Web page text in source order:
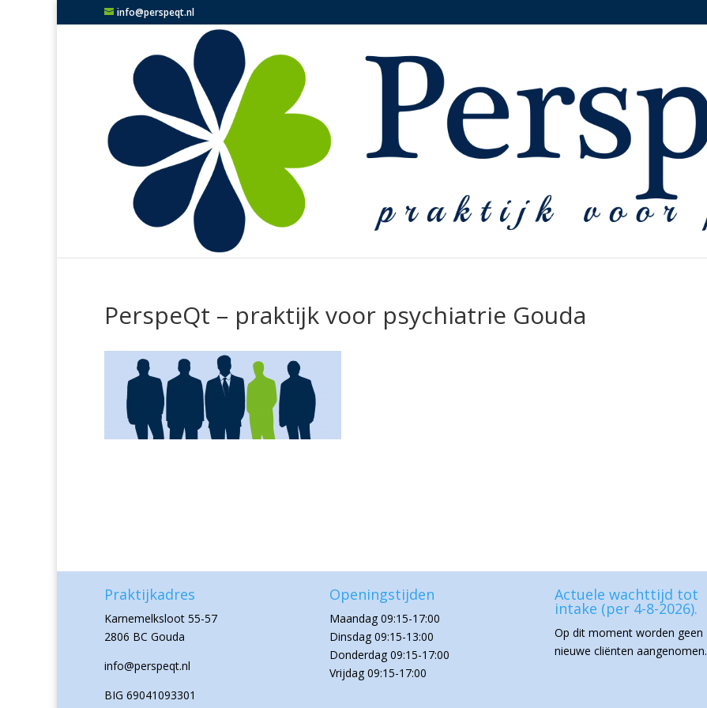
info@perspeqt.nl
PerspeQt – praktijk voor psychiatrie Gouda
Praktijkadres
Karnemelksloot 55-57
2806 BC Gouda
info@perspeqt.nl
BIG 69041093301
Openingstijden
Maandag 09:15-17:00
Dinsdag 09:15-13:00
Donderdag 09:15-17:00
Vrijdag 09:15-17:00
Actuele wachttijd tot
intake (per 4-8-2026).
Op dit moment worden geen
nieuwe cliënten aangenomen.